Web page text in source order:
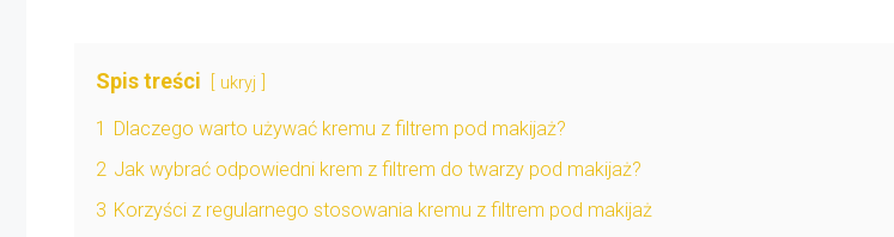
Spis treści ukryj
1 Dlaczego warto używać kremu z filtrem pod makijaż?
2 Jak wybrać odpowiedni krem z filtrem do twarzy pod makijaż?
3 Korzyści z regularnego stosowania kremu z filtrem pod makijaż